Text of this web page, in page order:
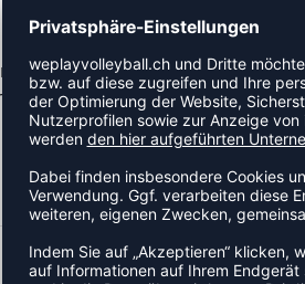
Artikel der Kategorie Trikot an
Training und Wettkampf.
bei intensiver Belastung.